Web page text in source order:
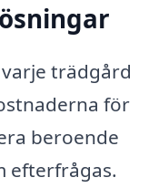
trädgård
för
beroende
efterfrågas.